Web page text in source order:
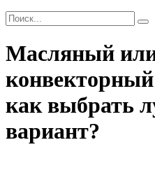
Масляный
конвекторный
как выбрать
вариант?